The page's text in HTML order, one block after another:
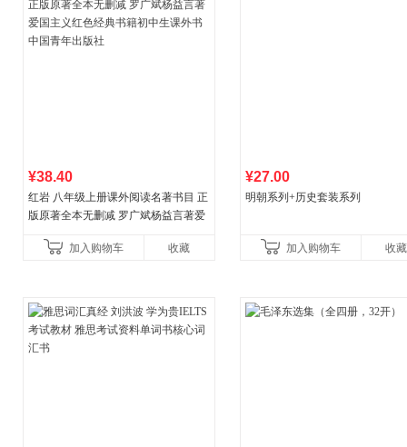
¥38.40
红岩 八年级上册课外阅读名著书目 正
版原著全本无删减 罗广斌杨益言著爱
国青年出版社加入购物车 收藏
¥27.00
明朝系列+历史套装系列
加入购物车 收藏